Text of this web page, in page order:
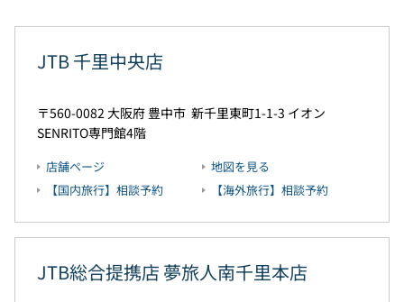
JTB 千里中央店
560-0082 大阪府 豊中市 新千里東町1-1-3 イオン
SENRITO専門館4階
店舗ページ
【国内旅行】相談予約
地図を見る
【海外旅行】相談予約
JTB総合提携店 夢旅人南千里本店